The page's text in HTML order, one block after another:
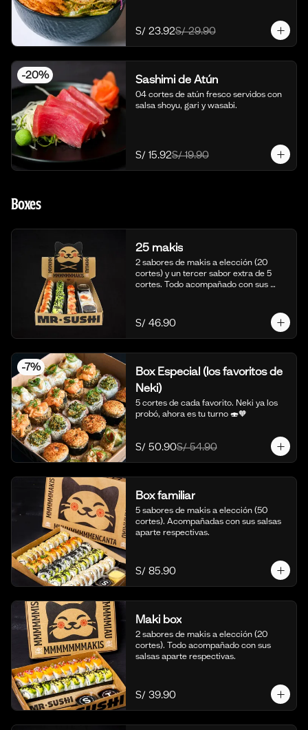
S/ 23.92S/ 29.90
-20% Sashimi de Atún
04 cortes de atún fresco servidos con
salsa shoyu, gari y wasabi.
S/ 15.92S/ 19.90
Boxes
25 makis
2 sabores de makis a elección (20
cortes) y un tercer sabor extra de 5
cortes. Todo acompañado con sus
S/ 46.90
-7%
Box Especial (los favoritos de
Neki)
5 cortes de cada favorito. Neki ya los
probó, ahora es tu turno 🍣🧡
S/ 50.90S/ 54.90
Box familiar
5 sabores de makis a elección (50
cortes). Acompañadas con sus salsas
aparte respectivas.
S/ 85.90
Maki box
2 sabores de makis a elección (20
cortes). Todo acompañado con sus
salsas aparte respectivas.
S/ 39.90